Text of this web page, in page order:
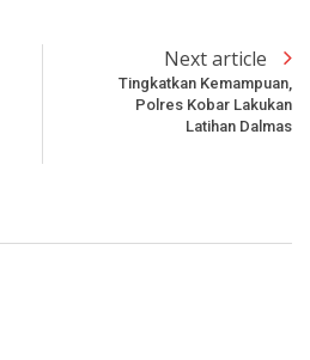
Next article
Tingkatkan Kemampuan,
Polres Kobar Lakukan
Latihan Dalmas